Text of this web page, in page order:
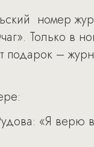
номер
Только в
подарок –
«Я верю